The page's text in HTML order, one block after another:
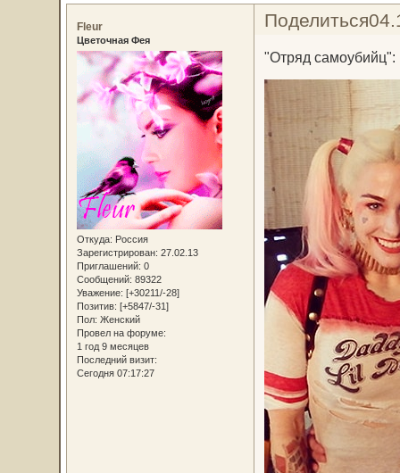
Поделиться
Fleur
Цветочная Фея
Откуда: Россия
Зарегистрирован: 27.02.13
Приглашений: 0
Сообщений: 89322
Уважение: [+30211/-28]
Позитив: [+5847/-31]
Пол: Женский
Провел на форуме:
1 год 9 месяцев
Последний визит:
Сегодня 07:17:27
"Отряд самоубийц":